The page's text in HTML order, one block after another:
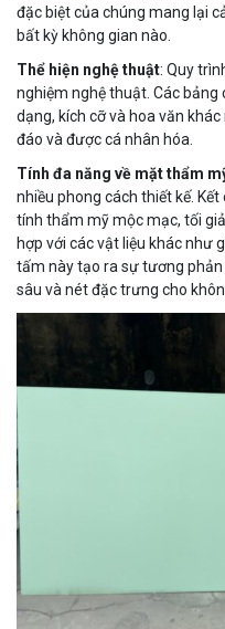
đặc biệt của chúng mang lại
bất kỳ không gian nào.
Thể hiện nghệ thuật: Quy
nghiệm nghệ thuật. Các bảng
dạng, kích cỡ và hoa văn
đáo và được cá nhân hóa.
Tính đa năng về mặt thẩm
nhiều phong cách thiết kế.
tính thẩm mỹ mộc mạc, tối
hợp với các vật liệu khác như
tấm này tạo ra sự tương
sâu và nét đặc trưng cho